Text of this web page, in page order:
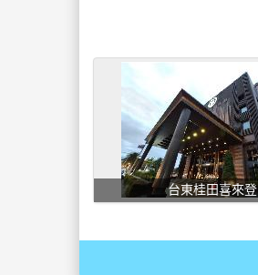
台東桂田喜來登